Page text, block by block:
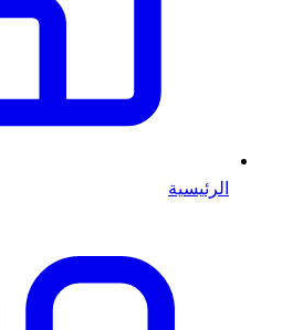
الرئيسية